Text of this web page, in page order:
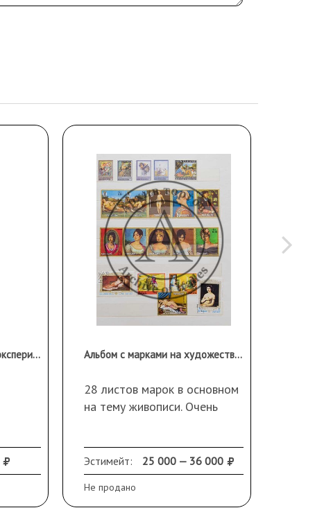
3 конверта космический эксперимент Сирена, СССР Альбом с марками на художественны темы
28 листов марок в основном
на тему живописи. Очень
Эстимейт: 25 000 — 36 000
Не продано